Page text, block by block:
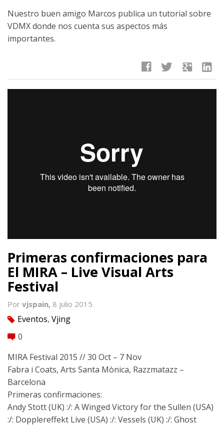
Nuestro buen amigo Marcos publica un tutorial sobre
VDMX donde nos cuenta sus aspectos más
importantes.
facebook twitter google linkedin
Primeras confirmaciones para
El MIRA – Live Visual Arts
Festival
Por vjspain, 8 julio 2015
tag Eventos, Vjing
comment 0
MIRA Festival 2015 // 30 Oct – 7 Nov
Fabra i Coats, Arts Santa Mònica, Razzmatazz –
Barcelona
Primeras confirmaciones:
Andy Stott (UK) :/: A Winged Victory for the Sullen (USA)
:/: Dopplereffekt Live (USA) :/: Vessels (UK) :/: Ghost